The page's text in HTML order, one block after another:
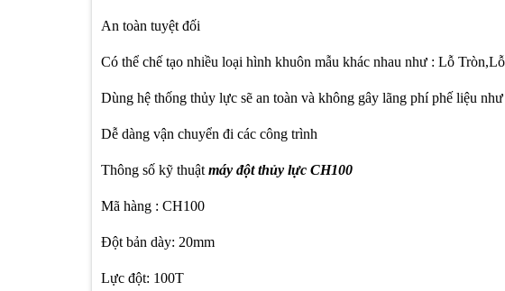
An toàn tuyệt đối
Có thể chế tạo nhiều loại hình khuôn mẫu khác nhau như : Lỗ
Dùng hệ thống thủy lực sẽ an toàn và không gây lãng phí phế liệu
Dễ dàng vận chuyển đi các công trình
Thông số kỹ thuậtmáy đột thủy lực CH100
Mã hàng : CH100
Đột bản dày: 20mm
Lực đột: 100T